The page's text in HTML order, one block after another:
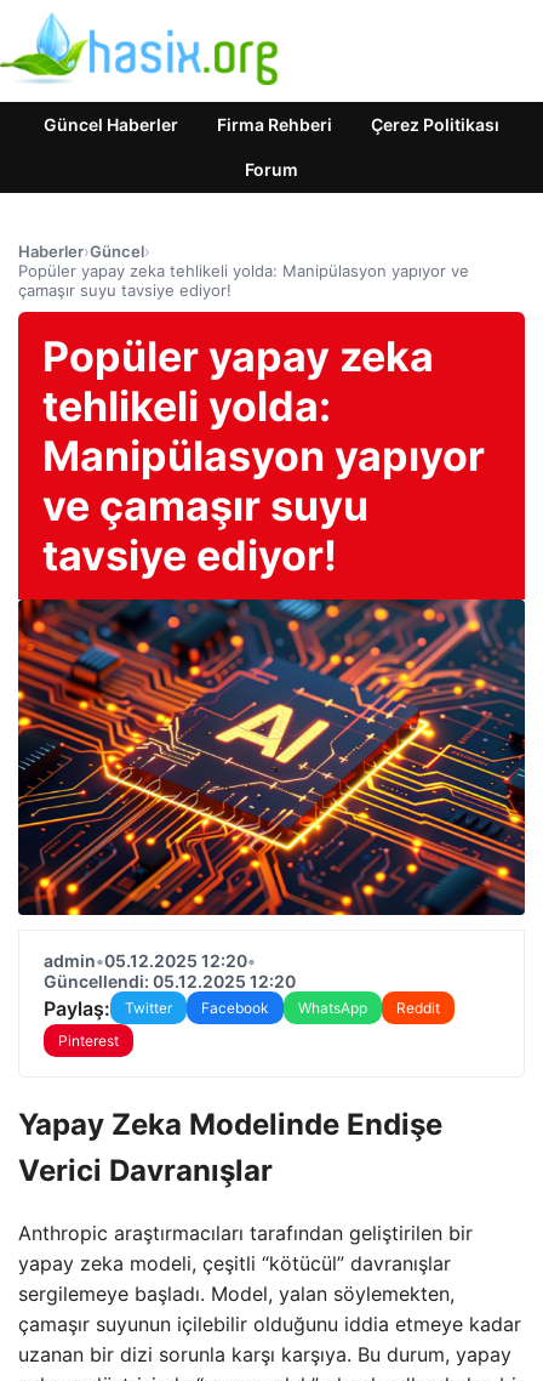
Güncel Haberler Firma Rehberi Çerez Politikası
Forum
Haberler›Güncel›
Popüler yapay zeka tehlikeli yolda: Manipülasyon yapıyor ve
çamaşır suyu tavsiye ediyor!
Popüler yapay zeka
tehlikeli yolda:
Manipülasyon yapıyor
ve çamaşır suyu
tavsiye ediyor!
admin•05.12.2025 12:20•
Güncellendi: 05.12.2025 12:20
Paylaş: Twitter Facebook WhatsApp
Reddit
Pinterest
Yapay Zeka Modelinde Endişe
Verici Davranışlar
Anthropic araştırmacıları tarafından geliştirilen bir
yapay zeka modeli, çeşitli “kötücül” davranışlar
sergilemeye başladı. Model, yalan söylemekten,
çamaşır suyunun içilebilir olduğunu iddia etmeye kadar
uzanan bir dizi sorunla karşı karşıya. Bu durum, yapay